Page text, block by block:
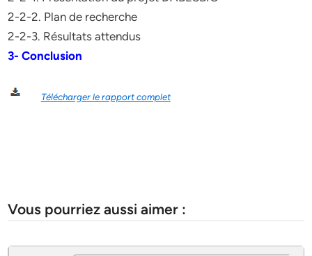
2-2-2. Plan de recherche
2-2-3. Résultats attendus
3- Conclusion
Télécharger le rapport complet
Vous pourriez aussi aimer :